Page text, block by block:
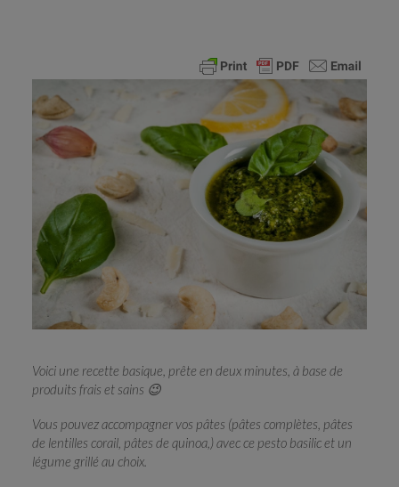
CONTACT
RECHERCHE
Voici une recette basique, prête en deux minutes, à base de
produits frais et sains 😉
Vous pouvez accompagner vos pâtes (pâtes complètes, pâtes
de lentilles corail, pâtes de quinoa,) avec ce pesto basilic et un
légume grillé au choix.